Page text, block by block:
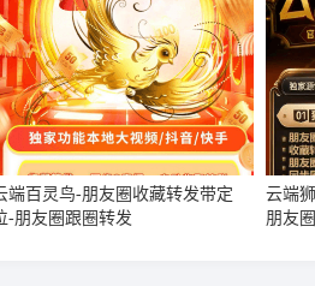
端百灵鸟-朋友圈收藏转发带定
-朋友圈跟圈转发
云端
朋友